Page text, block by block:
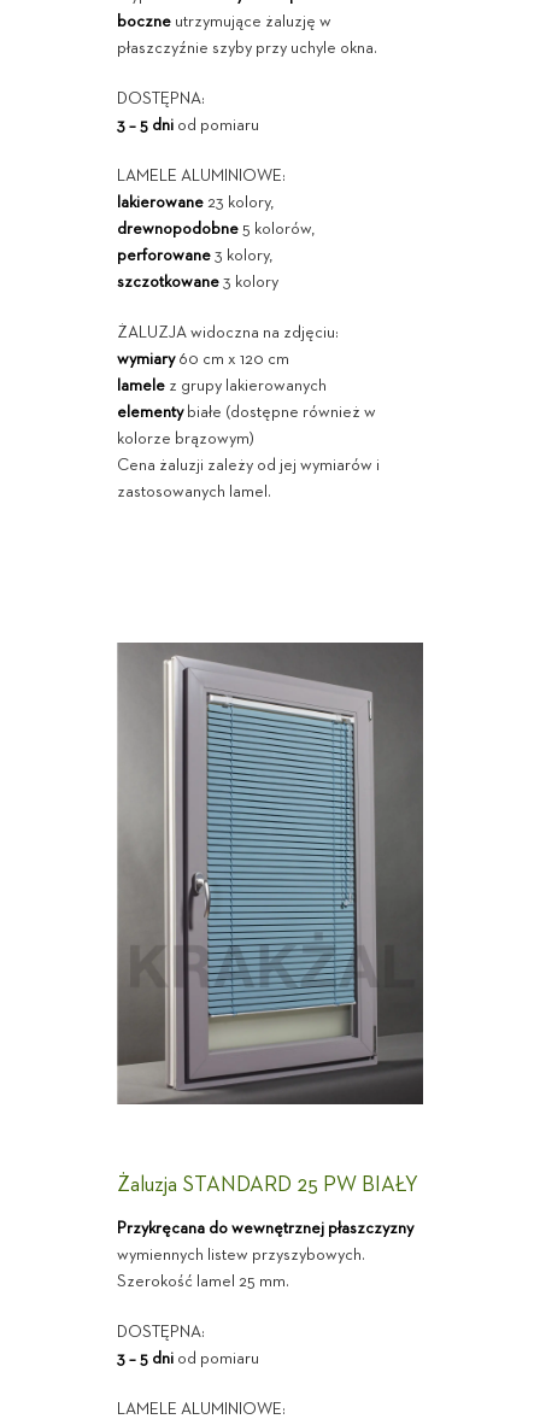
boczneutrzymujące żaluzję w
płaszczyźnie szyby przy uchyle okna.
DOSTĘPNA:
3 – 5 dniod pomiaru
LAMELE ALUMINIOWE:
lakierowane23 kolory,
drewnopodobne5 kolorów,
perforowane3 kolory,
szczotkowane3 kolory
ŻALUZJA widoczna na zdjęciu:
wymiary60 cm x 120 cm
lamelez grupy lakierowanych
elementybiałe (dostępne również w
kolorze brązowym)
Cena żaluzji zależy od jej wymiarów i
zastosowanych lamel.
Żaluzja STANDARD 25 PW BIAŁY
Przykręcana do wewnętrznej płaszczyzny
wymiennych listew przyszybowych.
Szerokość lamel 25 mm.
DOSTĘPNA:
3 – 5 dniod pomiaru
LAMELE ALUMINIOWE: